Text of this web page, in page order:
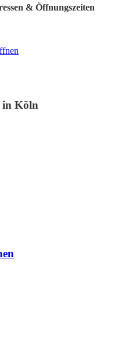
& Öffnungszeiten
in Köln